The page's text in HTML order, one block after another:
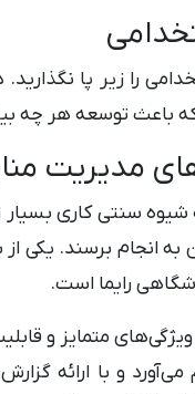
را زیر پا
باعث توسعه هر چه
مدیریت
سنتی کاری بسیار
انجام برسند. یکی
رایما است.
ویژگی‌های متمایز و
و با ارائه